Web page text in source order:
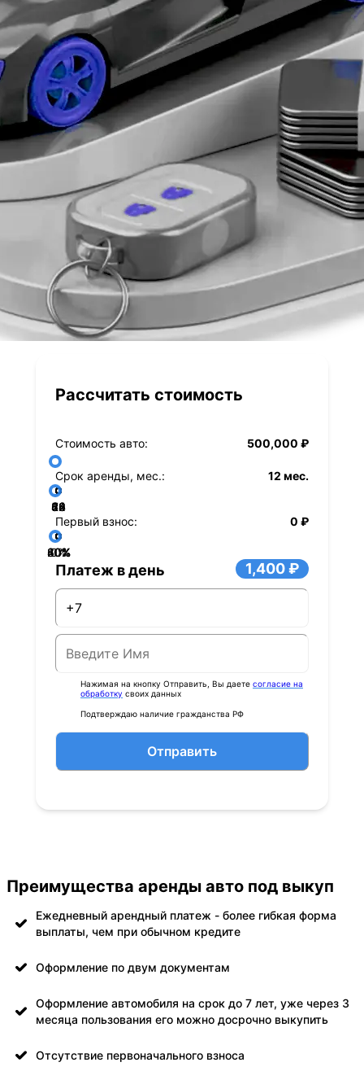
Рассчитать стоимость
Стоимость авто: 500,000 ₽
Срок аренды, мес.: 12 мес.
12
24
36
48
60
72
84
Первый взнос:
0 ₽
0%
20%
40%
60%
80%
Платеж в день 1,400 ₽
Нажимая на кнопку Отправить, Вы даете согласие на
обработку своих данных
Подтверждаю наличие гражданства РФ
Отправить
Преимущества аренды авто под выкуп
Ежедневный арендный платеж - более гибкая форма
выплаты, чем при обычном кредите
Оформление по двум документам
Оформление автомобиля на срок до 7 лет, уже через 3
месяца пользования его можно досрочно выкупить
Отсутствие первоначального взноса